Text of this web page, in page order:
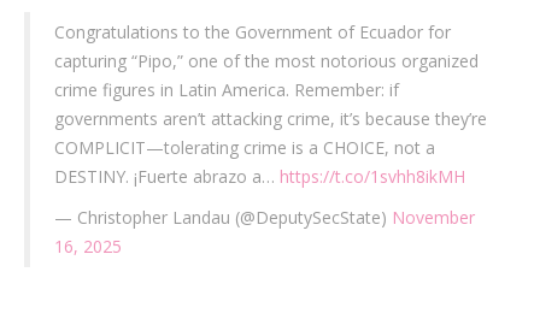
Congratulations to the Government of Ecuador for
capturing “Pipo,” one of the most notorious organized
crime figures in Latin America. Remember: if
governments aren’t attacking crime, it’s because they’re
COMPLICIT—tolerating crime is a CHOICE, not a
DESTINY. ¡Fuerte abrazo a… https://t.co/1svhh8ikMH
— Christopher Landau (@DeputySecState) November
16, 2025